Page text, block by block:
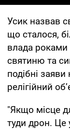
Усик назвав
що сталося,
влада роками
святиню та
подібні
релігійний
"Якщо місце
туди дрон. Це